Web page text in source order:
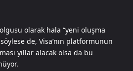
olarak hala “yeni oluşma
de, Visa’nın platformunun
yıllar alacak olsa da bu